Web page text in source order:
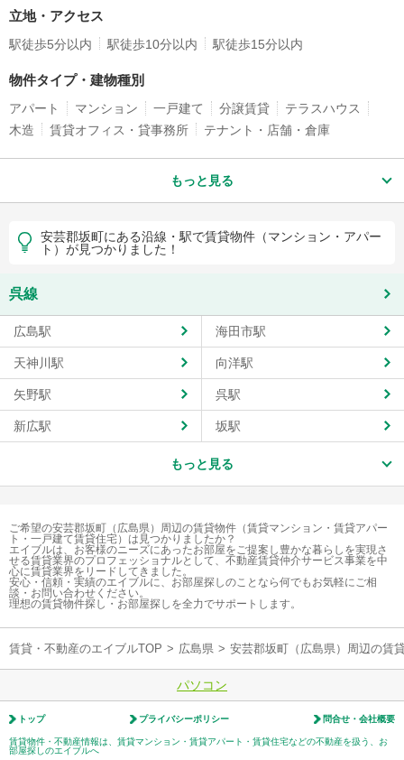
立地・アクセス
駅徒歩5分以内 駅徒歩10分以内 駅徒歩15分以内
物件タイプ・建物種別
アパート マンション 一戸建て 分譲賃貸
テラスハウス
木造
賃貸オフィス・貸事務所 テナント・店舗・倉庫
もっと見る
安芸郡坂町にある沿線・駅で賃貸物件（マンション・アパー
ト）が見つかりました！
呉線
広島駅 海田市駅
天神川駅 向洋駅
矢野駅 呉駅
新広駅 坂駅
もっと見る
ご希望の安芸郡坂町（広島県）周辺の賃貸物件（賃貸マンション・賃貸アパー
ト・一戸建て賃貸住宅）は見つかりましたか？
エイブルは、お客様のニーズにあったお部屋をご提案し豊かな暮らしを実現さ
せる賃貸業界のプロフェッショナルとして、不動産賃貸仲介サービス事業を中
心に賃貸業界をリードしてきました。
安心・信頼・実績のエイブルに、お部屋探しのことなら何でもお気軽にご相
談・お問い合わせください。
理想の賃貸物件探し・お部屋探しを全力でサポートします。
賃貸・不動産のエイブルTOP > 広島県 > 安芸郡坂町（広島県）周辺の賃
パソコン
トップ プライバシーポリシー 問合せ・会社概要
賃貸物件・不動産情報は、賃貸マンション・賃貸アパート・賃貸住宅などの不動産を扱う、お
部屋探しのエイブルへ